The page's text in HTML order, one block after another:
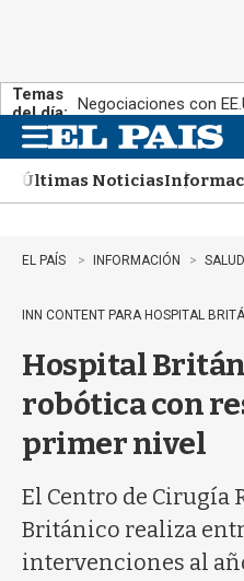
Temas
del día: Negociaciones con
n
uÚltimas Noticias
EL PAÍS INFORMACIÓN SALUD
INN CONTENT PARA HOSPITAL
Hospital
robótica con
primer nivel
El Centro de Cirugía
Británico realiza
intervenciones al